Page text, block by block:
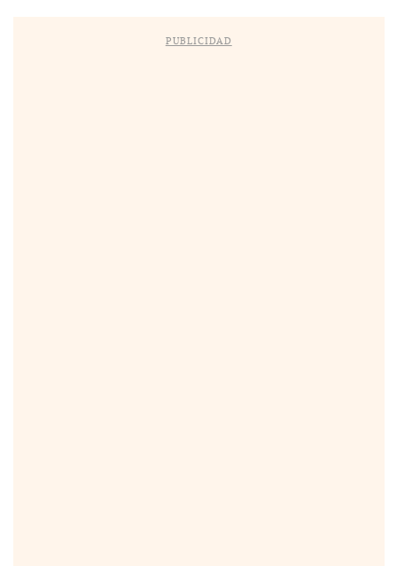
PUBLICIDAD